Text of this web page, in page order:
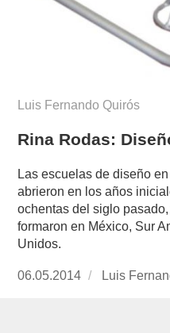
Luis Fernando Quirós
Rina Rodas:
Las escuelas de diseño
abrieron en los años
ochentas del siglo
formaron en México, Sur
Unidos.
Publicado
06.05.2014
https://
Luis